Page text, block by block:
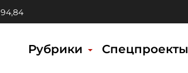
94,84
Рубрики Спецпроекты